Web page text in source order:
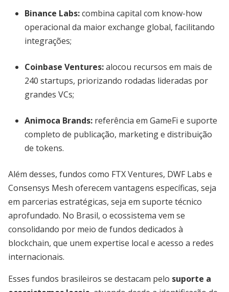
Binance Labs:combina capital com know-how
operacional da maior exchange global, facilitando
integrações;
Coinbase Ventures:alocou recursos em mais de
240 startups, priorizando rodadas lideradas por
grandes VCs;
Animoca Brands: referência em GameFi e suporte
completo de publicação, marketing e distribuição
de tokens.
Além desses, fundos como FTX Ventures, DWF Labs e
Consensys Mesh oferecem vantagens específicas, seja
em parcerias estratégicas, seja em suporte técnico
aprofundado. No Brasil, o ecossistema vem se
consolidando por meio de fundos dedicados à
blockchain, que unem expertise local e acesso a redes
internacionais.
Esses fundos brasileiros se destacam pelo suporte a